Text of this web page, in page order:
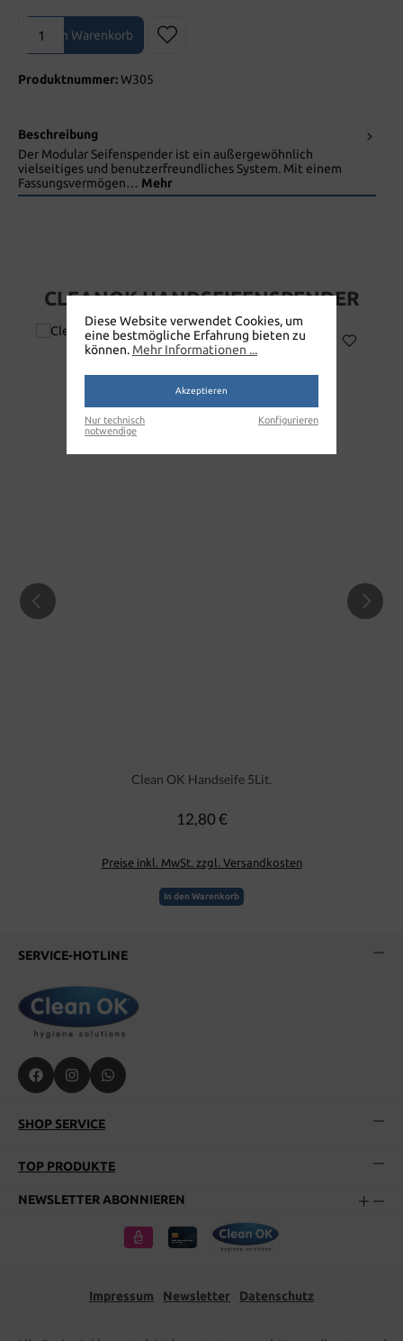
Produkt Anzahl: Gib den gewünschten Wert ein oder benutze die
In den Warenkorb
Produktnummer:W305
Beschreibung
Der Modular Seifenspender ist ein außergewöhnlich
vielseitiges und benutzerfreundliches System. Mit einem
Fassungsvermögen… Mehr
CLEANOK HANDSEIFENSPENDER
Clean OK Handseife 5Lit.
Regulärer Preis:
12,80 €
Preise inkl. MwSt. zzgl. Versandkosten
In den Warenkorb
SERVICE-HOTLINE
SHOP SERVICE
TOP PRODUKTE
NEWSLETTER ABONNIEREN
Impressum Newsletter Datenschutz
Diese Website verwendet Cookies, um
eine bestmögliche Erfahrung bieten zu
können. Mehr Informationen ...
Akzeptieren
Nur technisch
notwendige
Konfigurieren